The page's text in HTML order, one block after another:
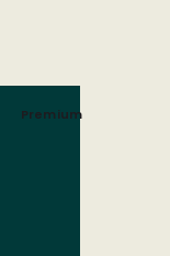
Premium